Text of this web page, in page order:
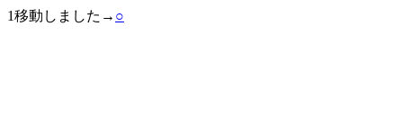
1移動しました→ ○